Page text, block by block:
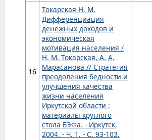
16
Токарская Н. М.
Дифференциация
денежных доходов и
экономическая
мотивация населения /
Н. М. Токарская, А. А.
Марасанова // Стратегия
преодоления бедности и
улучшения качества
жизни населения
Иркутской области :
материалы круглого
стола БЭФа. - Иркутск,
2004. - Ч. 1. - С. 93-103.